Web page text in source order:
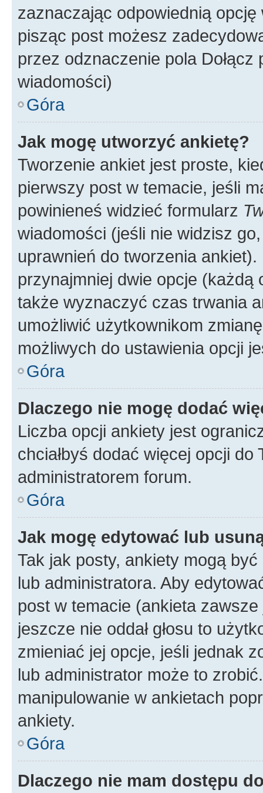
zaznaczając odpowiednią
pisząc post możesz
przez odznaczenie pola
wiadomości)
Góra
Jak mogę utworzyć ankietę?
Tworzenie ankiet jest proste,
pierwszy post w temacie, jeśli
powinieneś widzieć formularz
wiadomości (jeśli nie widzisz
uprawnień do tworzenia
przynajmniej dwie opcje
także wyznaczyć czas trwania
umożliwić użytkownikom
możliwych do ustawienia opcji
Góra
Dlaczego nie mogę dodać
Liczba opcji ankiety jest
chciałbyś dodać więcej opcji
administratorem forum.
Góra
Jak mogę edytować lub
Tak jak posty, ankiety mogą
lub administratora. Aby
post w temacie (ankieta
jeszcze nie oddał głosu to
zmieniać jej opcje, jeśli jednak
lub administrator może to
manipulowanie w ankietach
ankiety.
Góra
Dlaczego nie mam dostępu